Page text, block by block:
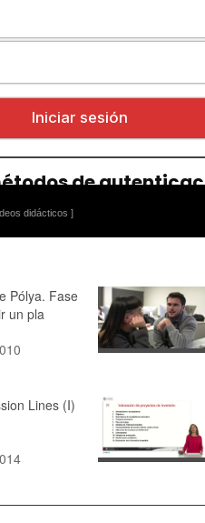
cuerpo y
sonriente
y Rubén
4:46 · 2022
Valoración
proyectos
13:54 ·